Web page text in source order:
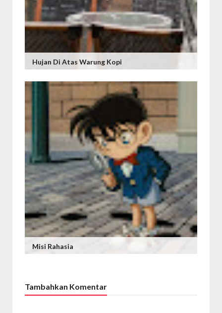
Hujan Di Atas Warung Kopi
Misi Rahasia
Tambahkan Komentar